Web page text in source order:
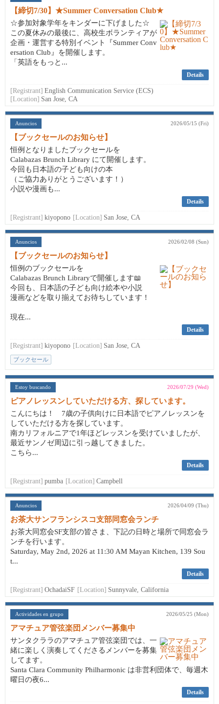
【締切7/30】★Summer Conversation Club★
☆参加対象学年をキンダーに下げました☆
この夏休みの最後に、高校生ボランティアが
企画・運営する特別イベント『Summer Conv
ersation Club』を開催します。
「英語をもっと...
Details
[Registrant] English Communication Service (ECS)
[Location] San Jose, CA
Anuncios 2026/05/15 (Fri)
【ブックセールのお知らせ】
恒例となりましたブックセールを
Calabazas Brunch Library にて開催します。
今回も日本語の子ども向けの本
（ご協力ありがとうございます！）
小説や漫画も...
Details
[Registrant] kiyopono [Location] San Jose, CA
Anuncios 2026/02/08 (Sun)
【ブックセールのお知らせ】
恒例のブックセールを
Calabazas Brunch Libraryで開催します📖
今回も、日本語の子ども向け絵本や小説
漫画などを取り揃えてお待ちしています！
現在...
Details
[Registrant] kiyopono [Location] San Jose, CA
ブックセール
Estoy buscando 2026/07/29 (Wed)
ピアノレッスンしていただける方、探しています。
こんにちは！ 7歳の子供向けに日本語でピアノレッスンを
していただける方を探しています。
南カリフォルニアで1年ほどレッスンを受けていましたが、
最近サンノゼ周辺に引っ越してきました。
こちら...
Details
[Registrant] pumba [Location] Campbell
Anuncios 2026/04/09 (Thu)
お茶大サンフランシスコ支部同窓会ランチ
お茶大同窓会SF支部の皆さま、下記の日時と場所で同窓会ラ
ンチを行います。
Saturday, May 2nd, 2026 at 11:30 AM Mayan Kitchen, 139 Sou
t...
Details
[Registrant] OchadaiSF [Location] Sunnyvale, California
Actividades en grupo 2026/05/25 (Mon)
アマチュア管弦楽団メンバー募集中
サンタクララのアマチュア管弦楽団では、一
緒に楽しく演奏してくださるメンバーを募集
してます。
Santa Clara Community Philharmonic は非営利団体で、毎週木
曜日の夜6...
Details